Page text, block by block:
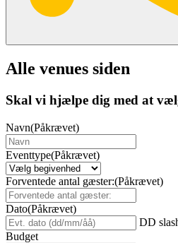
Alle venues siden
Skal vi hjælpe dig med at
Navn(Påkrævet)
Eventtype(Påkrævet)
Forventede antal gæster:(Påkrævet)
Dato(Påkrævet)
DD
Budget